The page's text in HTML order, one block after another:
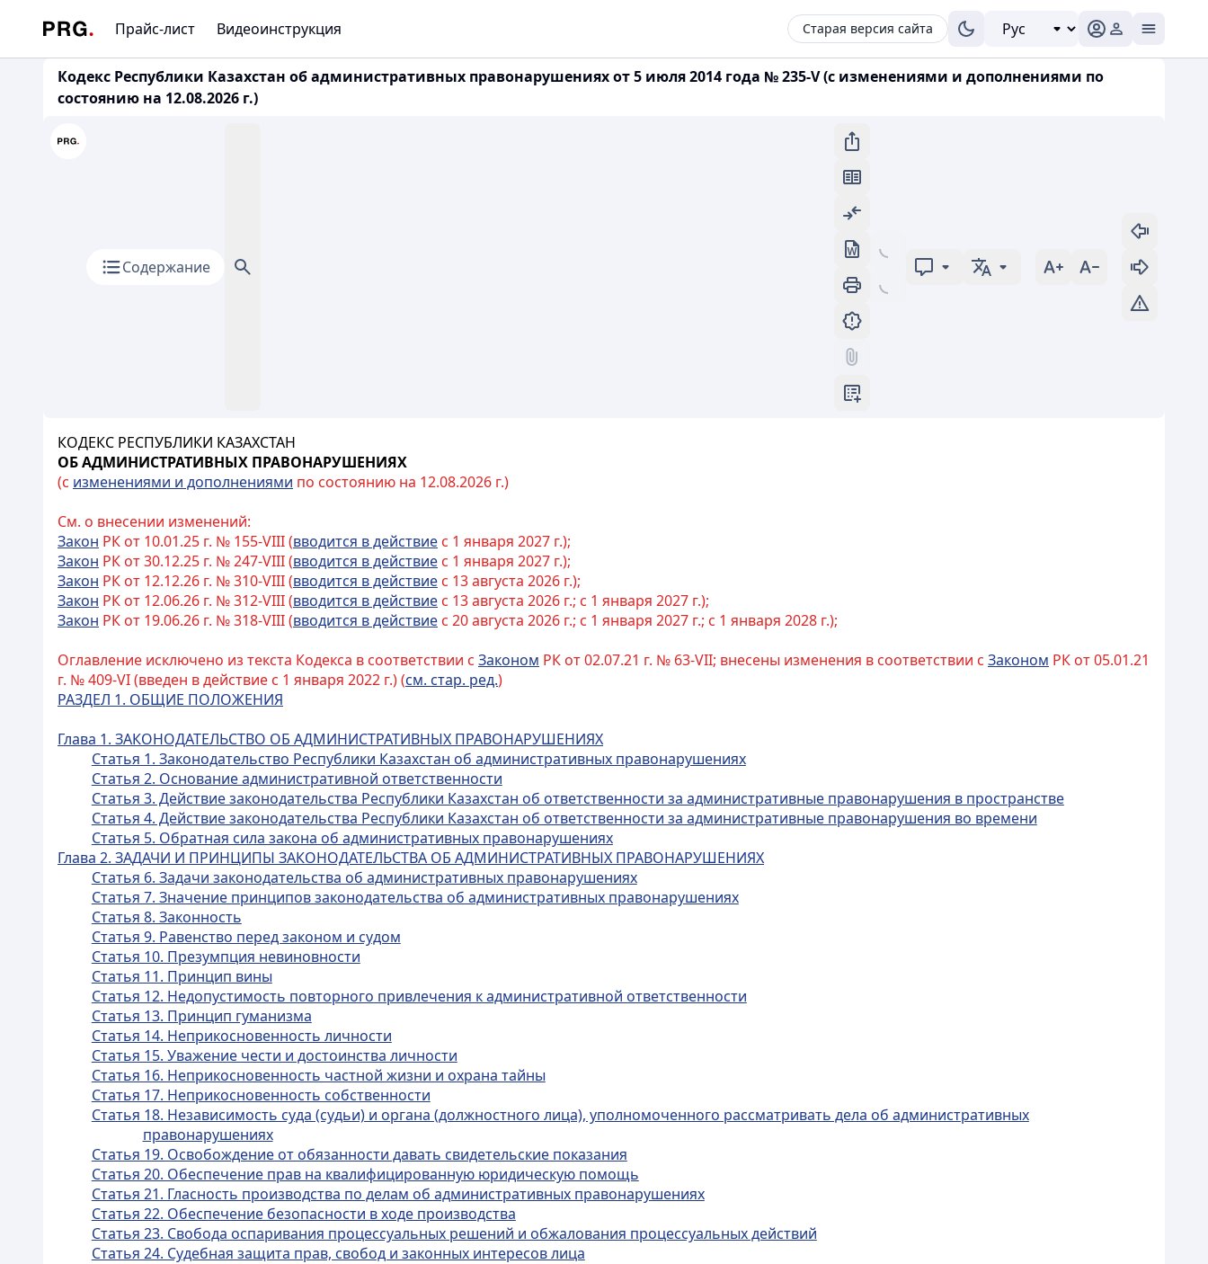
Прайс-лист Видеоинструкция Старая версия сайта
Кодекс Республики Казахстан об административных правонарушениях от 5 июля 2014 года № 235-V (с изменениями и дополнениями по
состоянию на 12.08.2026 г.)
Содержание
КОДЕКС РЕСПУБЛИКИ КАЗАХСТАН
ОБ АДМИНИСТРАТИВНЫХ ПРАВОНАРУШЕНИЯХ
(с изменениями и дополнениями по состоянию на 12.08.2026 г.)
См. о внесении изменений:
Закон РК от 10.01.25 г. № 155-VIII (вводится в действие с 1 января 2027 г.);
Закон РК от 30.12.25 г. № 247-VIII (вводится в действие с 1 января 2027 г.);
Закон РК от 12.12.26 г. № 310-VIII (вводится в действие с 13 августа 2026 г.);
Закон РК от 12.06.26 г. № 312-VIII (вводится в действие с 13 августа 2026 г.; с 1 января 2027 г.);
Закон РК от 19.06.26 г. № 318-VIII (вводится в действие с 20 августа 2026 г.; с 1 января 2027 г.; с 1 января 2028 г.);
Оглавление исключено из текста Кодекса в соответствии с Законом РК от 02.07.21 г. № 63-VII; внесены изменения в соответствии с Законом РК от 05.01.21
г. № 409-VI (введен в действие с 1 января 2022 г.) (см. стар. ред.)
РАЗДЕЛ 1. ОБЩИЕ ПОЛОЖЕНИЯ
Глава 1. ЗАКОНОДАТЕЛЬСТВО ОБ АДМИНИСТРАТИВНЫХ ПРАВОНАРУШЕНИЯХ
Статья 1. Законодательство Республики Казахстан об административных правонарушениях
Статья 2. Основание административной ответственности
Статья 3. Действие законодательства Республики Казахстан об ответственности за административные правонарушения в пространстве
Статья 4. Действие законодательства Республики Казахстан об ответственности за административные правонарушения во времени
Статья 5. Обратная сила закона об административных правонарушениях
Глава 2. ЗАДАЧИ И ПРИНЦИПЫ ЗАКОНОДАТЕЛЬСТВА ОБ АДМИНИСТРАТИВНЫХ ПРАВОНАРУШЕНИЯХ
Статья 6. Задачи законодательства об административных правонарушениях
Статья 7. Значение принципов законодательства об административных правонарушениях
Статья 8. Законность
Статья 9. Равенство перед законом и судом
Статья 10. Презумпция невиновности
Статья 11. Принцип вины
Статья 12. Недопустимость повторного привлечения к административной ответственности
Статья 13. Принцип гуманизма
Статья 14. Неприкосновенность личности
Статья 15. Уважение чести и достоинства личности
Статья 16. Неприкосновенность частной жизни и охрана тайны
Статья 17. Неприкосновенность собственности
Статья 18. Независимость суда (судьи) и органа (должностного лица), уполномоченного рассматривать дела об административных
правонарушениях
Статья 19. Освобождение от обязанности давать свидетельские показания
Статья 20. Обеспечение прав на квалифицированную юридическую помощь
Статья 21. Гласность производства по делам об административных правонарушениях
Статья 22. Обеспечение безопасности в ходе производства
Статья 23. Свобода оспаривания процессуальных решений и обжалования процессуальных действий
Статья 24. Судебная защита прав, свобод и законных интересов лица